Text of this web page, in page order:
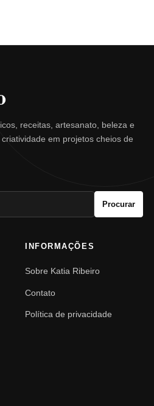
receitas, artesanato, beleza e
em projetos cheios de
Procurar
INFORMAÇÕES
Sobre Katia Ribeiro
Contato
Política de privacidade